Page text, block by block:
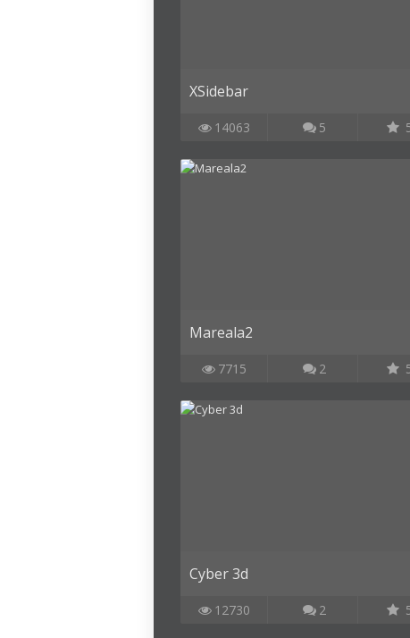
XSidebar
14063 5
Mareala2
7715 2
Cyber 3d
12730 2